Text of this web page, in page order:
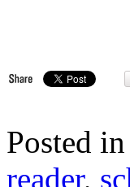
Posted in
reader,